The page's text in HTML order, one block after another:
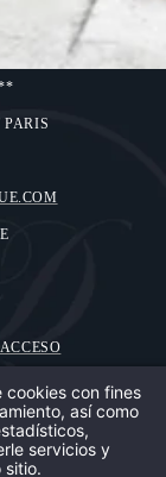
cookies con fines
así como
servicios y
sitio.